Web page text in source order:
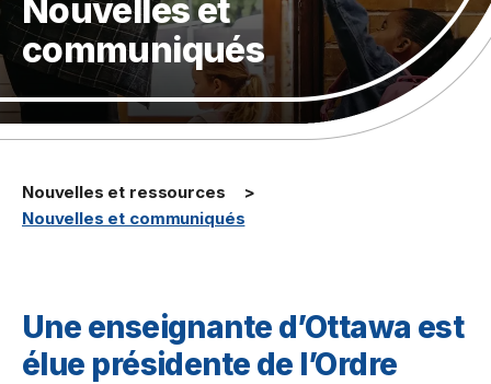
Nouvelles et
communiqués
Nouvelles et ressources
Nouvelles et communiqués
Une enseignante d’Ottawa est
élue présidente de l’Ordre